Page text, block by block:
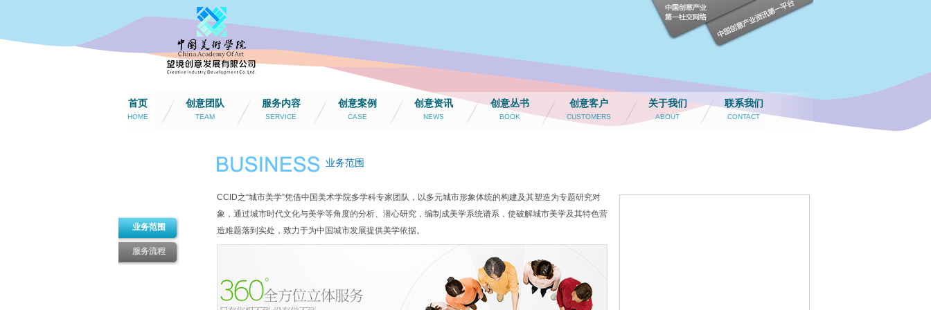
首页
HOME
创意团队
TEAM
服务内容
SERVICE
创意案例
CASE
创意资讯
NEWS
创意丛书
BOOK
创意客户
CUSTOMERS
关于我们
ABOUT
联系我们
CONTACT
业务范围
服务流程
业务范围
CCID之“城市美学”凭借中国美术学院多学科专家团队，以多元城市形象体统的构建及其塑造为专题研究对
象，通过城市时代文化与美学等角度的分析、潜心研究，编制成美学系统谱系，使破解城市美学及其特色营
造难题落到实处，致力于为中国城市发展提供美学依据。